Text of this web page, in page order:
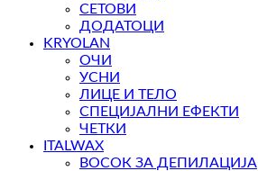
СЕТОВИ
ДОДАТОЦИ
KRYOLAN
ОЧИ
УСНИ
ЛИЦЕ И ТЕЛО
СПЕЦИЈАЛНИ ЕФЕКТИ
ЧЕТКИ
ITALWAX
ВОСОК ЗА ДЕПИЛАЦИЈА